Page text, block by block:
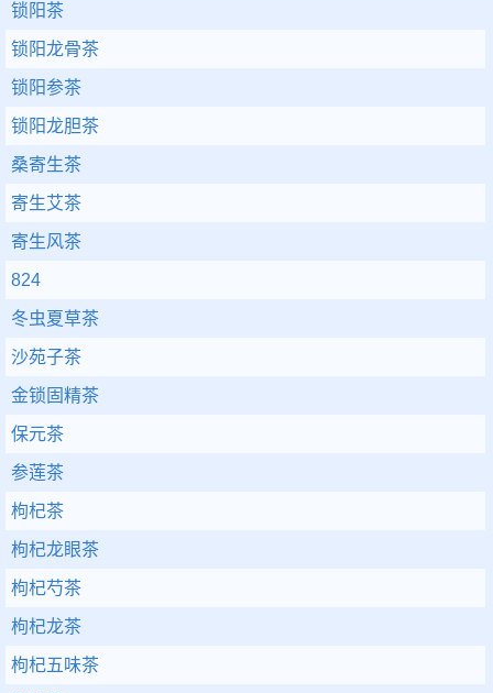
锁阳茶
锁阳龙骨茶
锁阳参茶
锁阳龙胆茶
桑寄生茶
寄生艾茶
寄生风茶
824
冬虫夏草茶
沙苑子茶
金锁固精茶
保元茶
参莲茶
枸杞茶
枸杞龙眼茶
枸杞芍茶
枸杞龙茶
枸杞五味茶